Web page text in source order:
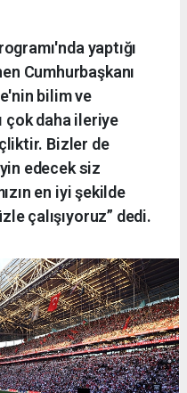
yaptığı
Cumhurbaşkanı
bilim ve
çok daha ileriye
Bizler de
edecek siz
en iyi şekilde
çalışıyoruz” dedi.